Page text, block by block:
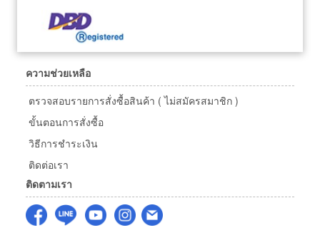
ความช่วยเหลือ
ตรวจสอบรายการสั่งซื้อสินค้า ( ไม่สมัครสมาชิก )
ขั้นตอนการสั่งซื้อ
วิธีการชำระเงิน
ติดต่อเรา
ติดตามเรา